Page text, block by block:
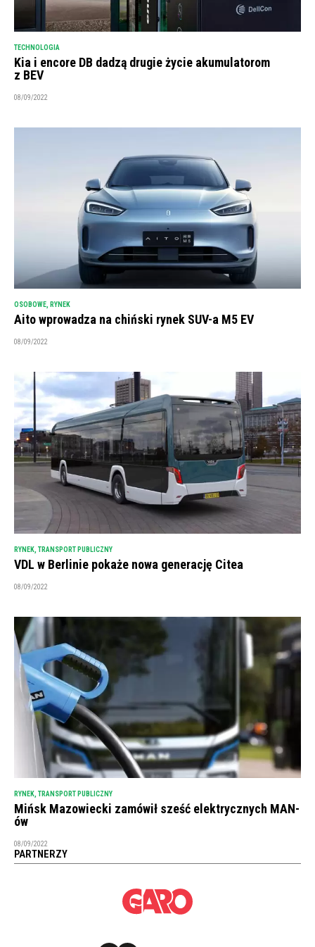
TECHNOLOGIA
Kia i encore DB dadzą drugie życie akumulatorom
z BEV
08/09/2022
OSOBOWE RYNEK
Aito wprowadza na chiński rynek SUV-a M5 EV
08/09/2022
RYNEK TRANSPORT PUBLICZNY
VDL w Berlinie pokaże nowa generację Citea
08/09/2022
RYNEK TRANSPORT PUBLICZNY
Mińsk Mazowiecki zamówił sześć elektrycznych MAN-
ów
08/09/2022
PARTNERZY